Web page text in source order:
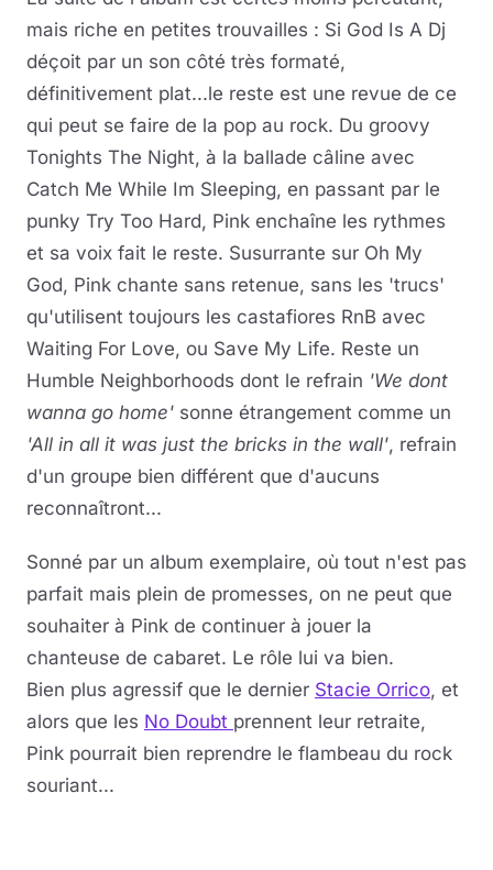
mais riche en petites trouvailles : Si God Is A Dj
déçoit par un son côté très formaté,
définitivement plat...le reste est une revue de ce
qui peut se faire de la pop au rock. Du groovy
Tonights The Night, à la ballade câline avec
Catch Me While Im Sleeping, en passant par le
punky Try Too Hard, Pink enchaîne les rythmes
et sa voix fait le reste. Susurrante sur Oh My
God, Pink chante sans retenue, sans les 'trucs'
qu'utilisent toujours les castafiores RnB avec
Waiting For Love, ou Save My Life. Reste un
Humble Neighborhoods dont le refrain 'We dont
wanna go home' sonne étrangement comme un
'All in all it was just the bricks in the wall', refrain
d'un groupe bien différent que d'aucuns
reconnaîtront...
Sonné par un album exemplaire, où tout n'est pas
parfait mais plein de promesses, on ne peut que
souhaiter à Pink de continuer à jouer la
chanteuse de cabaret. Le rôle lui va bien.
Bien plus agressif que le dernier Stacie Orrico, et
alors que les No Doubt prennent leur retraite,
Pink pourrait bien reprendre le flambeau du rock
souriant...